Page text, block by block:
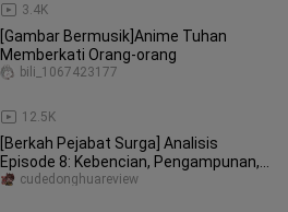
3.4K
[Gambar Bermusik]Anime Tuhan
Memberkati Orang-orang
12.5K
bili_1067423177
[Berkah Pejabat Surga] Analisis
Episode 8: Kebencian, Pengampunan,
dan Pengorbanan
cudedonghuareview